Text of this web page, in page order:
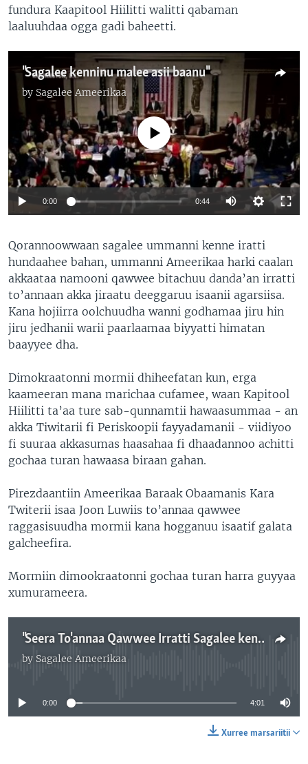
fundura Kaapitool Hiilitti walitti qabaman
laaluuhdaa ogga gadi baheetti.
"Sagalee kenninu malee asii baanu"
by Sagalee Ameerikaa
No media source currently available
0:00 0:44
Qorannoowwaan sagalee ummanni kenne iratti
hundaahee bahan, ummanni Ameerikaa harki caalan
akkaataa namooni qawwee bitachuu danda’an irratti
to’annaan akka jiraatu deeggaruu isaanii agarsiisa.
Kana hojiirra oolchuudha wanni godhamaa jiru hin
jiru jedhanii warii paarlaamaa biyyatti himatan
baayyee dha.
Dimokraatonni mormii dhiheefatan kun, erga
kaameeran mana marichaa cufamee, waan Kapitool
Hiilitti ta’aa ture sab-qunnamtii hawaasummaa - an
akka Tiwitarii fi Periskoopii fayyadamanii - viidiyoo
fi suuraa akkasumas haasahaa fi dhaadannoo achitti
gochaa turan hawaasa biraan gahan.
Pirezdaantiin Ameerikaa Baraak Obaamanis Kara
Twiterii isaa Joon Luwiis to’annaa qawwee
raggasisuudha mormii kana hogganuu isaatif galata
galcheefira.
Mormiin dimookraatonni gochaa turan harra guyyaa
xumurameera.
"Seera To'annaa Qawwee Irratti Sagalee kenninu Malee Asii Hin Baanu"
by Sagalee Ameerikaa
No media source currently available
0:00 4:01
Xurree marsariitii